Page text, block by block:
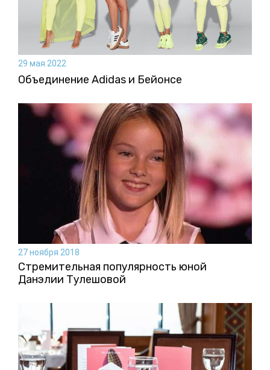
29 мая 2022
Объединение Adidas и Бейонсе
27 ноября 2018
Стремительная популярность юной
Данэлии Тулешовой